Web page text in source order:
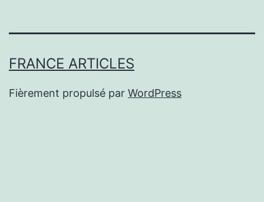
FRANCE ARTICLES
Fièrement propulsé par WordPress